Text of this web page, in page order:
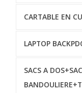
CARTABLE EN
LAPTOP
SACS A